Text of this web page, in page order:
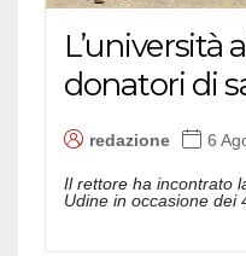
L’università
donatori di
redazione 6
Il rettore ha incontrato
Udine in occasione dei